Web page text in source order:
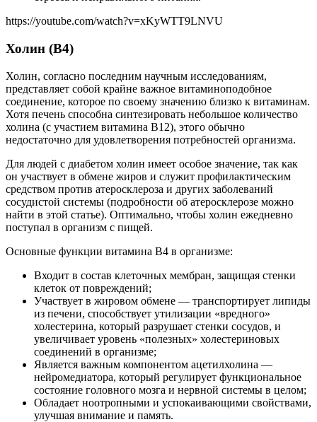
https://youtube.com/watch?v=xKyWTT9LNVU
Холин (В4)
Холин, согласно последним научным исследованиям,
представляет собой крайне важное витаминоподобное
соединение, которое по своему значению близко к витаминам.
Хотя печень способна синтезировать небольшое количество
холина (с участием витамина В12), этого обычно
недостаточно для удовлетворения потребностей организма.
Для людей с диабетом холин имеет особое значение, так как
он участвует в обмене жиров и служит профилактическим
средством против атеросклероза и других заболеваний
сосудистой системы (подробности об атеросклерозе можно
найти в этой статье). Оптимально, чтобы холин ежедневно
поступал в организм с пищей.
Основные функции витамина В4 в организме:
Входит в состав клеточных мембран, защищая стенки
клеток от повреждений;
Участвует в жировом обмене — транспортирует липиды
из печени, способствует утилизации «вредного»
холестерина, который разрушает стенки сосудов, и
увеличивает уровень «полезных» холестериновых
соединений в организме;
Является важным компонентом ацетилхолина —
нейромедиатора, который регулирует функциональное
состояние головного мозга и нервной системы в целом;
Обладает ноотропными и успокаивающими свойствами,
улучшая внимание и память.